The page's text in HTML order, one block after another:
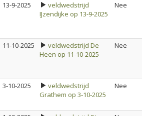
13-9-2025
veldwedstrijd
IJzendijke op 13-9-2025
Nee
11-10-2025
veldwedstrijd De
Heen op 11-10-2025
Nee
3-10-2025
veldwedstrijd
Grathem op 3-10-2025
Nee